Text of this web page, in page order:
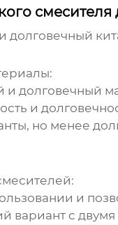
смесителя
долговечный
и долговечный
и
но менее
и
вариант с